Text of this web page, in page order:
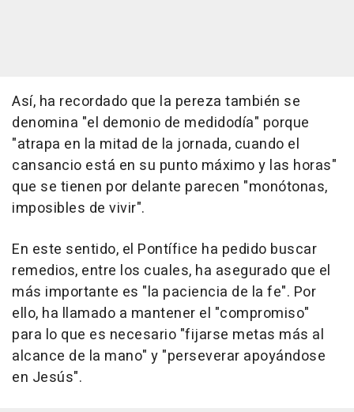
Así, ha recordado que la pereza también se
denomina "el demonio de medidodía" porque
"atrapa en la mitad de la jornada, cuando el
cansancio está en su punto máximo y las horas"
que se tienen por delante parecen "monótonas,
imposibles de vivir".
En este sentido, el Pontífice ha pedido buscar
remedios, entre los cuales, ha asegurado que el
más importante es "la paciencia de la fe". Por
ello, ha llamado a mantener el "compromiso"
para lo que es necesario "fijarse metas más al
alcance de la mano" y "perseverar apoyándose
en Jesús".